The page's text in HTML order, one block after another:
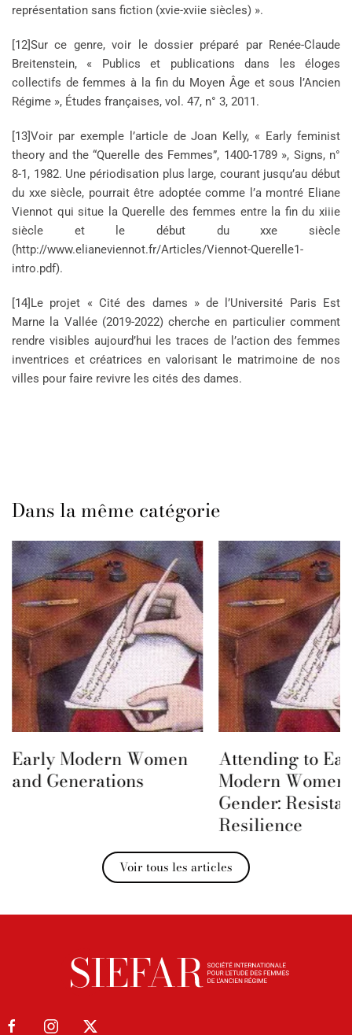
représentation sans fiction (xvie-xviie siècles) ».
[12]Sur ce genre, voir le dossier préparé par Renée-Claude
Breitenstein, « Publics et publications dans les éloges
collectifs de femmes à la fin du Moyen Âge et sous l’Ancien
Régime », Études françaises, vol. 47, n° 3, 2011.
[13]Voir par exemple l’article de Joan Kelly, « Early feminist
theory and the “Querelle des Femmes”, 1400-1789 », Signs, n°
8-1, 1982. Une périodisation plus large, courant jusqu’au début
du xxe siècle, pourrait être adoptée comme l’a montré Eliane
Viennot qui situe la Querelle des femmes entre la fin du xiiie
siècle et le début du xxe siècle
(http://www.elianeviennot.fr/Articles/Viennot-Querelle1-
intro.pdf).
[14]Le projet « Cité des dames » de l’Université Paris Est
Marne la Vallée (2019-2022) cherche en particulier comment
rendre visibles aujourd’hui les traces de l’action des femmes
inventrices et créatrices en valorisant le matrimoine de nos
villes pour faire revivre les cités des dames.
Dans la même catégorie
Attending to Early
Modern Women and
Society for the
Early Modern
& Gender –
Proposals
Voir tous les articles